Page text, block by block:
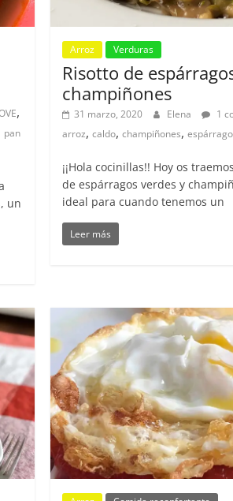
,
pan
un
Arroz Verduras
Risotto de
champiñones
31 marzo, 2020 Elena 1
arroz,caldo,champiñones,
¡¡Hola cocinillas!! Hoy os
de espárragos verdes y
ideal para cuando tenemos un
Leer más